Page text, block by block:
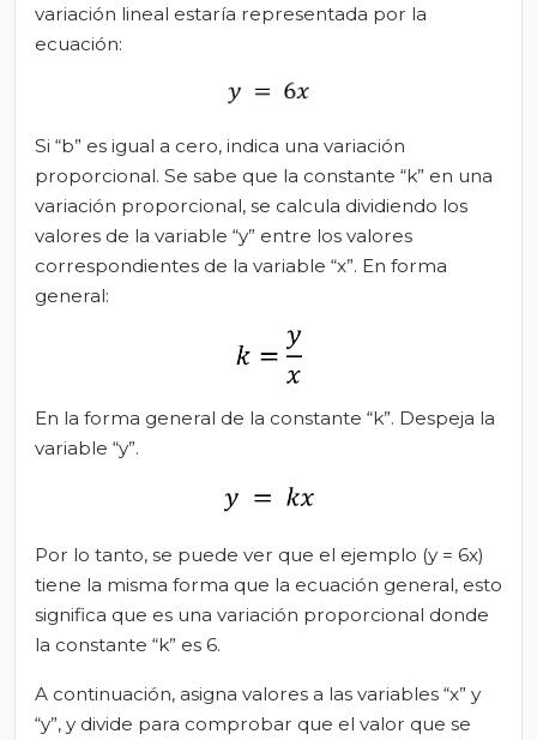
variación lineal estaría representada por la
ecuación:
Si “b” es igual a cero, indica una variación
proporcional. Se sabe que la constante “k” en una
variación proporcional, se calcula dividiendo los
valores de la variable “y” entre los valores
correspondientes de la variable “x”. En forma
general:
En la forma general de la constante “k”. Despeja la
variable “y”.
Por lo tanto, se puede ver que el ejemplo (y = 6x)
tiene la misma forma que la ecuación general, esto
significa que es una variación proporcional donde
la constante “k” es 6.
A continuación, asigna valores a las variables “x” y
“y”, y divide para comprobar que el valor que se